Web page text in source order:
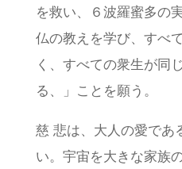
を救い、６波羅蜜多の
仏の教えを学び、すべ
く、すべての衆生が同
る、」ことを願う。
慈 悲は、大人の愛であ
い。宇宙を大きな家族